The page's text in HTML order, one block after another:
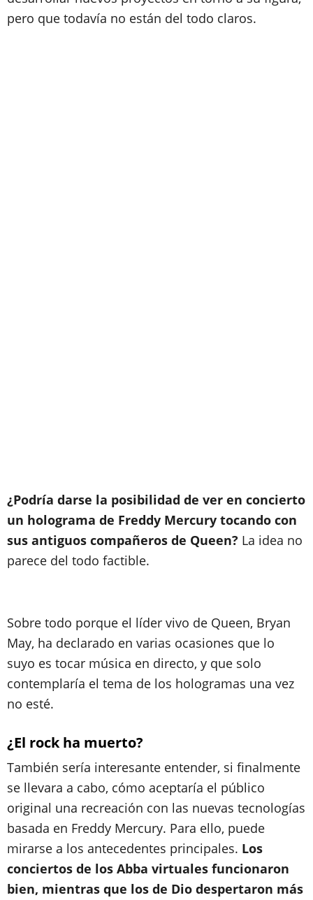
pero que todavía no están del todo claros.
¿Podría darse la posibilidad de ver en concierto
un holograma de Freddy Mercury tocando con
sus antiguos compañeros de Queen? La idea no
parece del todo factible.
Sobre todo porque el líder vivo de Queen, Bryan
May, ha declarado en varias ocasiones que lo
suyo es tocar música en directo, y que solo
contemplaría el tema de los hologramas una vez
no esté.
¿El rock ha muerto?
También sería interesante entender, si finalmente
se llevara a cabo, cómo aceptaría el público
original una recreación con las nuevas tecnologías
basada en Freddy Mercury. Para ello, puede
mirarse a los antecedentes principales. Los
conciertos de los Abba virtuales funcionaron
bien, mientras que los de Dio despertaron más